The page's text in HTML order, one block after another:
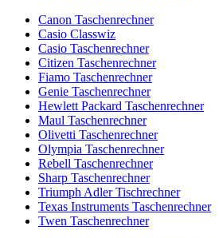
Canon Taschenrechner
Casio Classwiz
Casio Taschenrechner
Citizen Taschenrechner
Fiamo Taschenrechner
Genie Taschenrechner
Hewlett Packard Taschenrechner
Maul Taschenrechner
Olivetti Taschenrechner
Olympia Taschenrechner
Rebell Taschenrechner
Sharp Taschenrechner
Triumph Adler Tischrechner
Texas Instruments Taschenrechner
Twen Taschenrechner